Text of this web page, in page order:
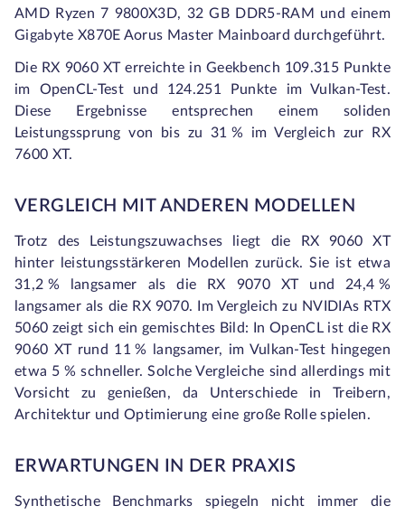
AMD Ryzen 7 9800X3D, 32 GB DDR5-RAM und einem
Gigabyte X870E Aorus Master Mainboard durchgeführt.
Die RX 9060 XT erreichte in Geekbench 109.315 Punkte
im OpenCL-Test und 124.251 Punkte im Vulkan-Test.
Diese Ergebnisse entsprechen einem soliden
Leistungssprung von bis zu 31 % im Vergleich zur RX
7600 XT.
VERGLEICH MIT ANDEREN MODELLEN
Trotz des Leistungszuwachses liegt die RX 9060 XT
hinter leistungsstärkeren Modellen zurück. Sie ist etwa
31,2 % langsamer als die RX 9070 XT und 24,4 %
langsamer als die RX 9070. Im Vergleich zu NVIDIAs RTX
5060 zeigt sich ein gemischtes Bild: In OpenCL ist die RX
9060 XT rund 11 % langsamer, im Vulkan-Test hingegen
etwa 5 % schneller. Solche Vergleiche sind allerdings mit
Vorsicht zu genießen, da Unterschiede in Treibern,
Architektur und Optimierung eine große Rolle spielen.
ERWARTUNGEN IN DER PRAXIS
Synthetische Benchmarks spiegeln nicht immer die